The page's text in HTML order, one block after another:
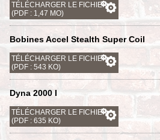
TÉLÉCHARGER LE FICHIER
(PDF : 1,47 MO)
Bobines Accel Stealth Super Coil
TÉLÉCHARGER LE FICHIER
(PDF : 543 KO)
Dyna 2000 I
TÉLÉCHARGER LE FICHIER
(PDF : 635 KO)